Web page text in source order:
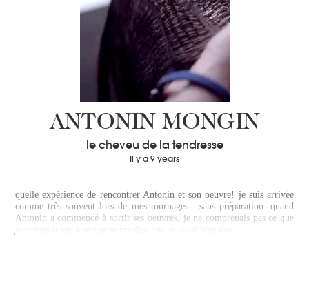
ANTONIN MONGIN
le cheveu de la tendresse
Il y a 9 years
quelle expérience de rencontrer Antonin et son oeuvre! je suis arrivée
comme très souvent lors de mes tournages : sans préparation. quand
Antonin a commencé à sortir ses oeuvres, je ne comprenais pas ce que